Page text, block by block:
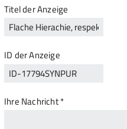
Titel der Anzeige
ID der Anzeige
Ihre Nachricht *